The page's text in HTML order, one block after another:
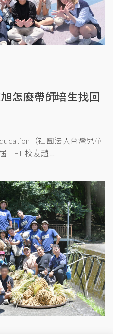
怎麼帶師培生找回
（社團法人台灣兒童
TFT 校友趙…